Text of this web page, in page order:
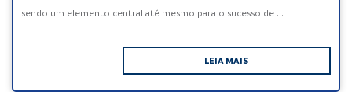
sendo um elemento central até mesmo para o sucesso de ...
LEIA MAIS